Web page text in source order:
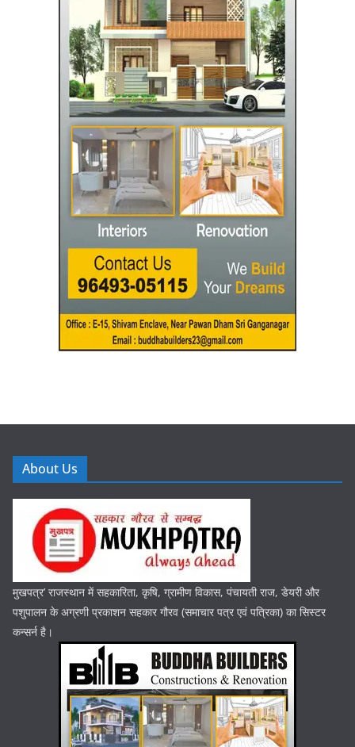
About Us
मुखपत्र’ राजस्थान में सहकारिता, कृषि, ग्रामीण विकास, पंचायती राज, डेयरी और
पशुपालन के अग्रणी प्रकाशन सहकार गौरव (समाचार पत्र एवं पत्रिका) का सिस्टर
कन्सर्न है।